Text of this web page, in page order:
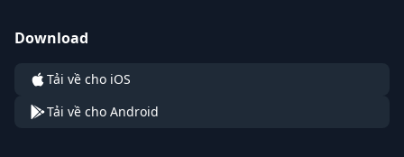
Download
Tải về cho iOS
Tải về cho Android